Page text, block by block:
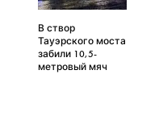
В створ
Тауэрского моста
забили 10,5-
метровый мяч